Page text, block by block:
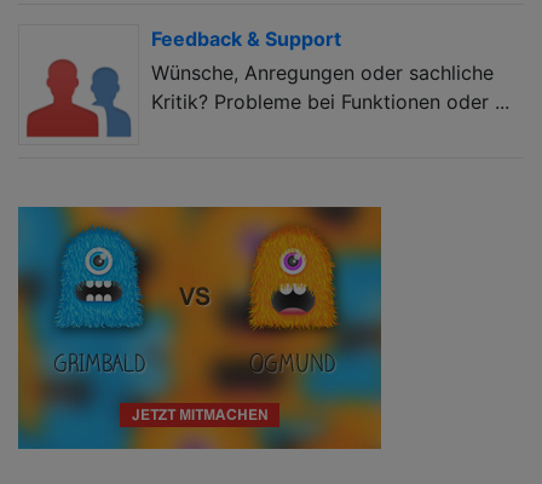
Feedback & Support
Wünsche, Anregungen oder sachliche
Kritik? Probleme bei Funktionen oder ...